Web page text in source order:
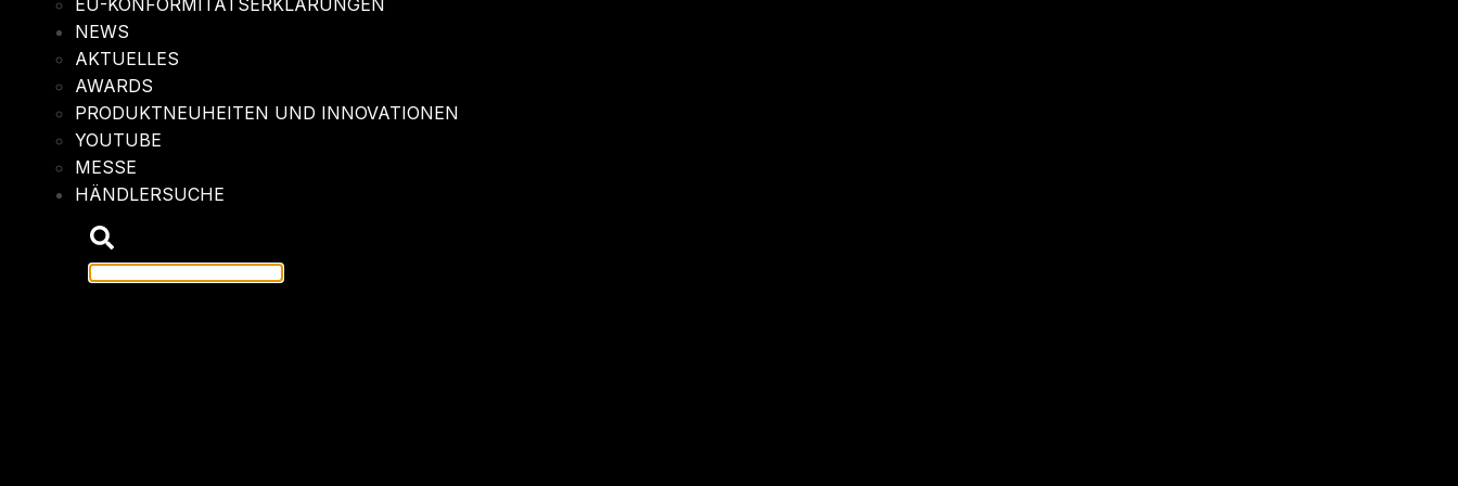
NEWS
AKTUELLES
AWARDS
PRODUKTNEUHEITEN UND INNOVATIONEN
YOUTUBE
MESSE
HÄNDLERSUCHE